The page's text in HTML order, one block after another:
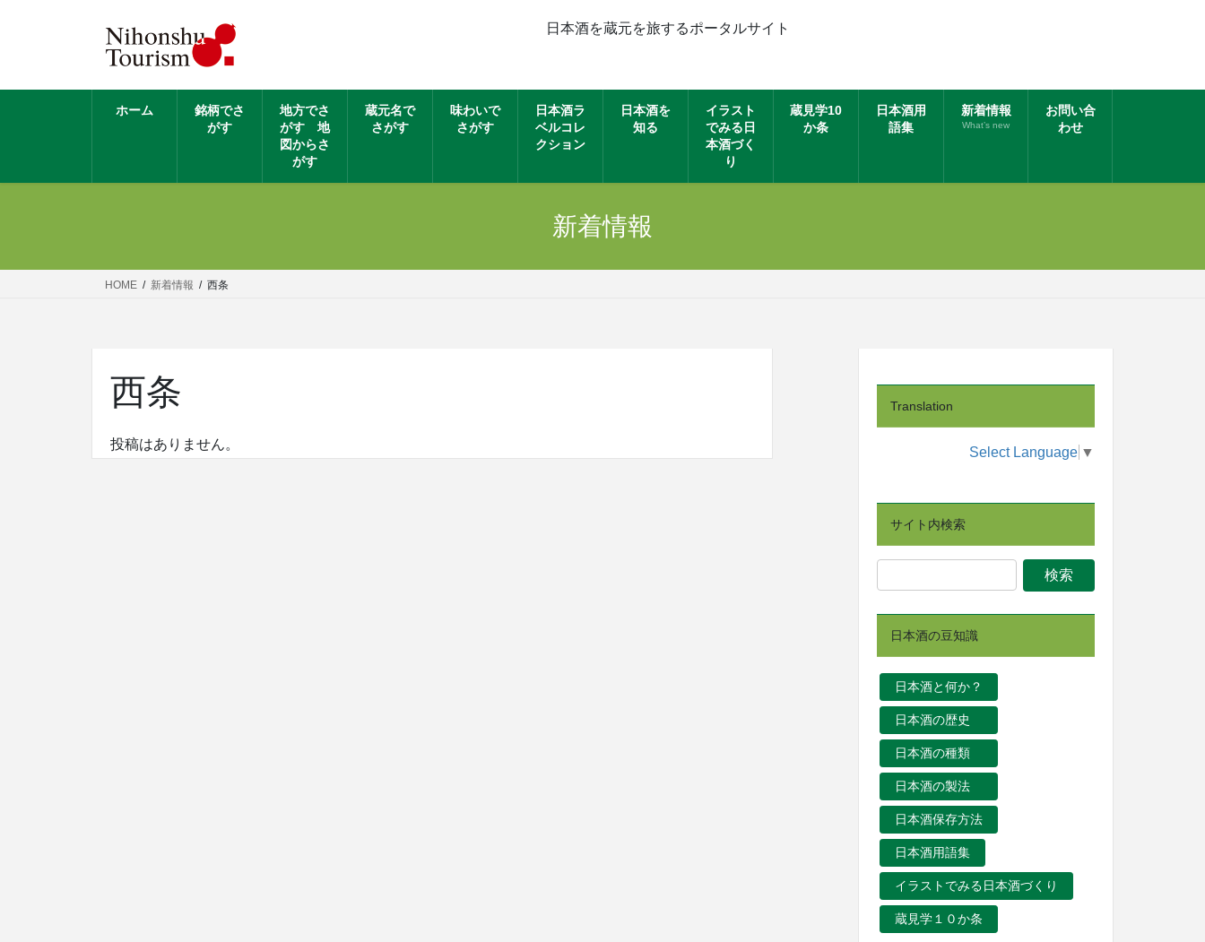
日本酒を蔵元を旅するポータルサイト
ホーム
銘柄でさ
がす
地方でさ
がす 地
図からさ
がす
蔵元名で
さがす
味わいで
さがす
日本酒ラ
ベルコレ
クション
日本酒を
知る
イラスト
でみる日
本酒づく
り
蔵見学10
か条
日本酒用
語集
新着情報
What’s new
お問い合
わせ
新着情報
HOME 新着情報 西条
西条
投稿はありません。
Translation
Select Language ▼
サイト内検索
日本酒の豆知識
日本酒と何か？
日本酒の歴史
日本酒の種類
日本酒の製法
日本酒保存方法
日本酒用語集
イラストでみる日本酒づくり
蔵見学１０か条